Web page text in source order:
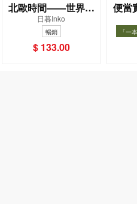
北歐時間——世界第
一幸福國度教會我的
事
日暮Inko
暢銷
$ 133.00
便當
——
「一